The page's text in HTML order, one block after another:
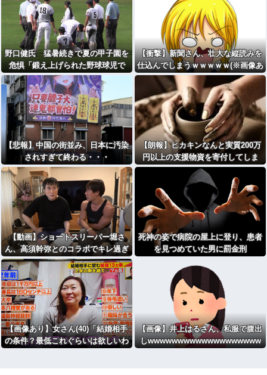
野口健氏 猛暑続きで夏の甲子園を
危惧「鍛え上げられた野球球児で
も、危ないのではないかな」
【衝撃】新聞さん、壮大な縦読みを
仕込んでしまうｗｗｗｗｗ(※画像あ
り)
【悲報】中国の街並み、日本に汚染
されすぎて終わる・・・
【朗報】ヒカキンなんと実質200万
円以上の支援物資を寄付してしま
う・・・
【動画】ショートスリーパー堀さ
ん、高須幹弥とのコラボでキレ過ぎ
てる動画がヤバいｗｗｗｗｗ
死神の姿で病院の屋上に登り、患者
を見つめていた男に罰金刑
【画像あり】女さん(40)「結婚相手
の条件？最低これぐらいは欲しいわ
【画像】井上はるさん、私服で腹出
しwwwwwwwwwwwwwwwwwww